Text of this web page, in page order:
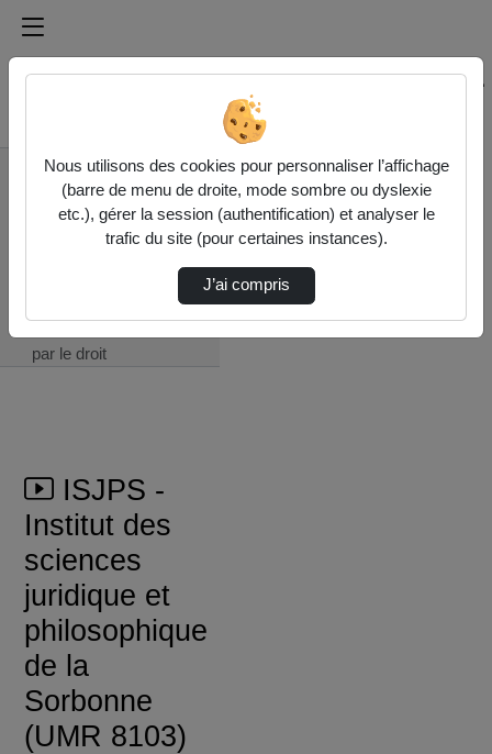
Médiathèque de l'université Paris
Rechercher un média sur Médiathèque de l'université
Accueil
ISJPS - Institut des
sciences juridique et
philosophique de la
par le droit
ISJPS -
Institut des
sciences
juridique et
philosophique
de la
Sorbonne
(UMR 8103)
Nous utilisons des cookies pour personnaliser l’affichage
(barre de menu de droite, mode sombre ou dyslexie
etc.), gérer la session (authentification) et analyser le
trafic du site (pour certaines instances).
J’ai compris